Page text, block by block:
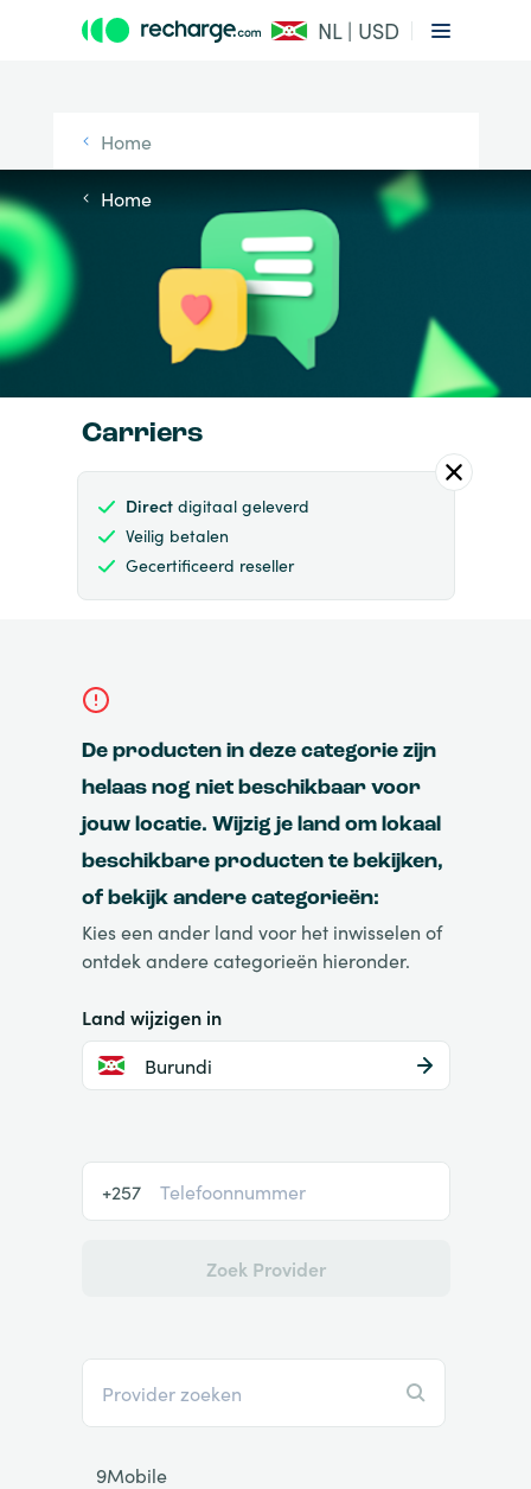
NL | USD
Home
Home
Carriers
Directdigitaal geleverd
Veilig betalen
Gecertificeerd reseller
De producten in deze categorie zijn
helaas nog niet beschikbaar voor
jouw locatie. Wijzig je land om lokaal
beschikbare producten te bekijken,
of bekijk andere categorieën:
Kies een ander land voor het inwisselen of
ontdek andere categorieën hieronder.
Land wijzigen in
Burundi
+257
Zoek Provider
9Mobile